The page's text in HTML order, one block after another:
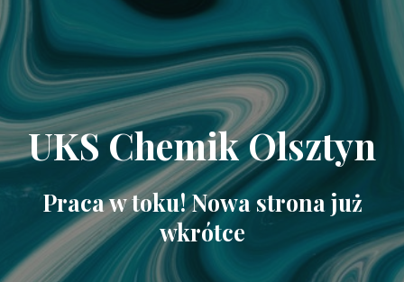
UKS Chemik Olsztyn
Praca w toku! Nowa strona już
wkrótce